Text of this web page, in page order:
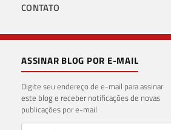
CONTATO
ASSINAR BLOG POR E-MAIL
Digite seu endereço de e-mail para assinar
este blog e receber notificações de novas
publicações por e-mail.